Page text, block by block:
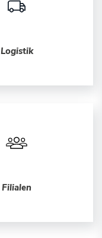
Logistik
Filialen